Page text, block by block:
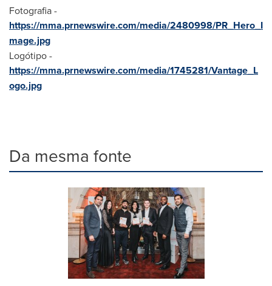
Fotografia -
https://mma.prnewswire.com/media/2480998/PR_Hero_I
mage.jpg
Logótipo -
https://mma.prnewswire.com/media/1745281/Vantage_L
ogo.jpg
Da mesma fonte